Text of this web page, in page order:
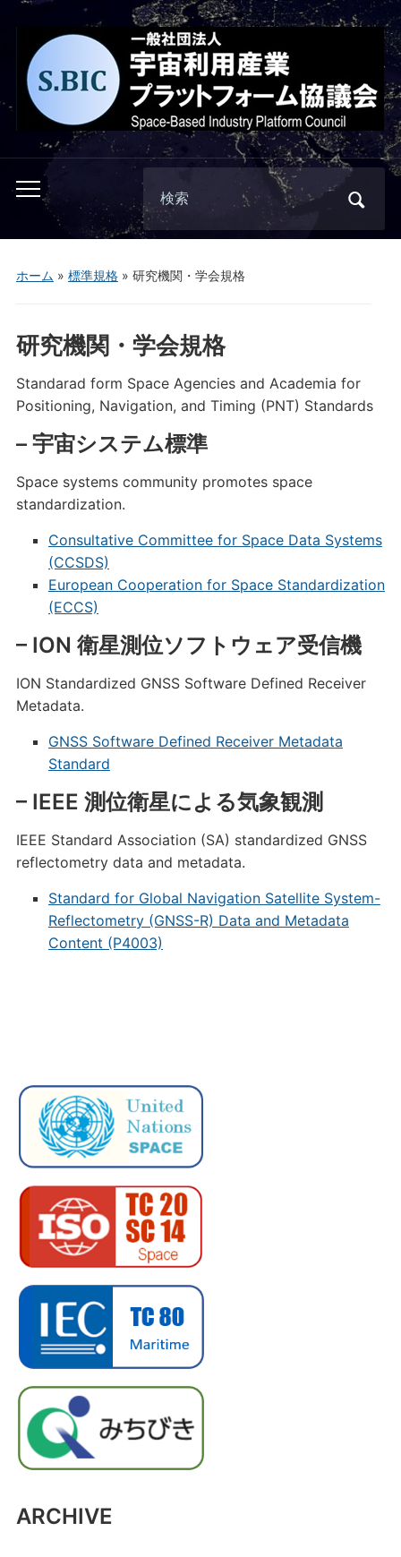
Toggle
mobile
menu
Search
for:
ホーム » 標準規格» 研究機関・学会規格
研究機関・学会規格
Standarad form Space Agencies and Academia for
Positioning, Navigation, and Timing (PNT) Standards
– 宇宙システム標準
Space systems community promotes space
standardization.
Consultative Committee for Space Data Systems
(CCSDS)
European Cooperation for Space Standardization
(ECCS)
– ION 衛星測位ソフトウェア受信機
ION Standardized GNSS Software Defined Receiver
Metadata.
GNSS Software Defined Receiver Metadata
Standard
– IEEE 測位衛星による気象観測
IEEE Standard Association (SA) standardized GNSS
reflectometry data and metadata.
Standard for Global Navigation Satellite System-
Reflectometry (GNSS-R) Data and Metadata
Content (P4003)
ARCHIVE